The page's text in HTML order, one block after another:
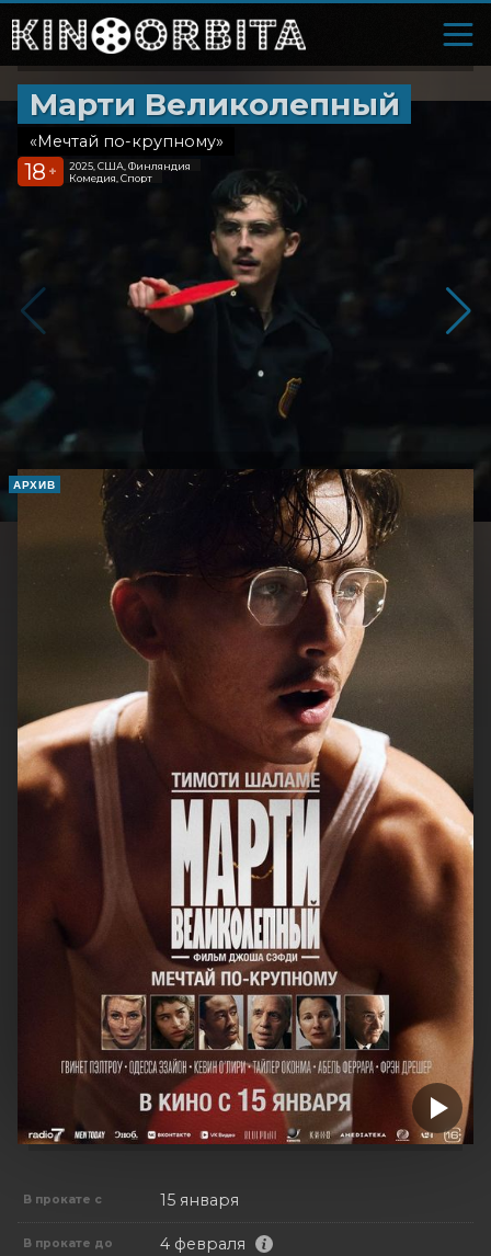
Марти Великолепный
«Мечтай по-крупному»
18 +
2025, США, Финляндия
Комедия, Спорт
АРХИВ
В прокате с 15 января
В прокате до 4 февраля